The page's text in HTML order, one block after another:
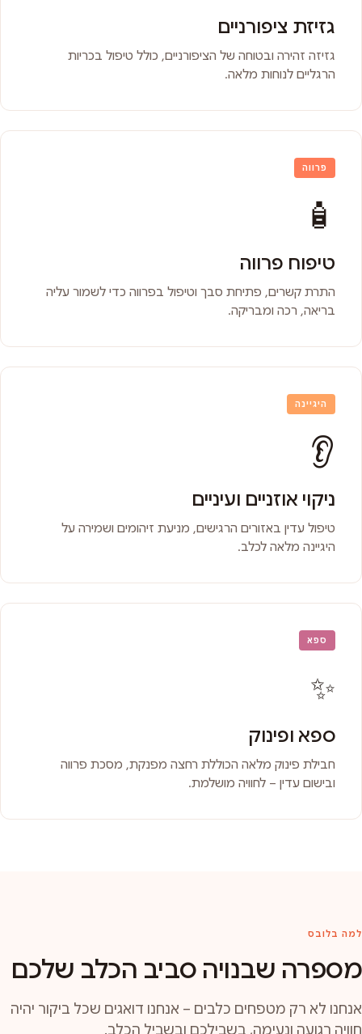
גזיזת ציפורניים
גזיזה זהירה ובטוחה של הציפורניים, כולל טיפול בכריות
הרגליים לנוחות מלאה.
פרווה
🧴
טיפוח פרווה
התרת קשרים, פתיחת סבך וטיפול בפרווה כדי לשמור עליה
בריאה, רכה ומבריקה.
היגיינה
👂
ניקוי אוזניים ועיניים
טיפול עדין באזורים הרגישים, מניעת זיהומים ושמירה על
היגיינה מלאה לכלב.
ספא
✨
ספא ופינוק
חבילת פינוק מלאה הכוללת רחצה מפנקת, מסכת פרווה
ובישום עדין – לחוויה מושלמת.
למה בלובס
מספרה שבנויה סביב הכלב שלכם
אנחנו לא רק מטפחים כלבים – אנחנו דואגים שכל ביקור יהיה
חוויה רגועה ונעימה, בשבילכם ובשביל הכלב.